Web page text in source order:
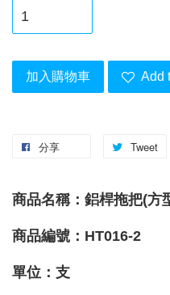
加入購物車 Add
分享 Tweet
商品名稱：鋁桿拖把(方
商品編號：HT016-2
單位：支